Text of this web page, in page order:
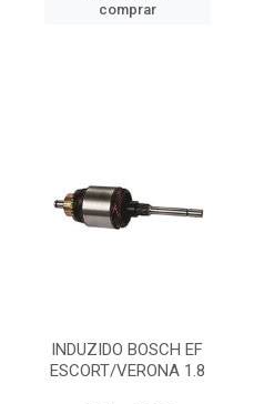
comprar
INDUZIDO BOSCH EF
ESCORT/VERONA 1.8